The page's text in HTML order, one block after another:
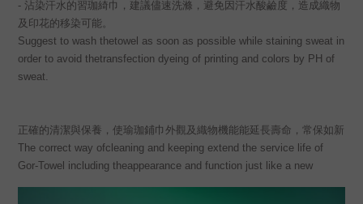
- 沾染汗水的習珈綺巾，建議儘速洗滌，避免因汗水酸鹼度，造成織物
及印花的移染可能。
Suggest to wash thetowel as soon as possible while staining sweat in
order to avoid thetransfection dyeing of printing and colors by PH of
sweat.
正確的清潔與保養，使瑜珈鋪巾外觀及織物機能能延長壽命，常保如新
The correct way ofcleaning and keeping extend the service life of
Gor-Towel including theappearance and function just like a new